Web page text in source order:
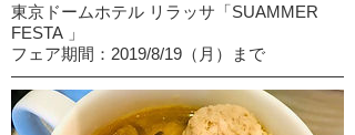
東京ドームホテル リラッサ「SUAMMER
FESTA 」
フェア期間：2019/8/19（月）まで